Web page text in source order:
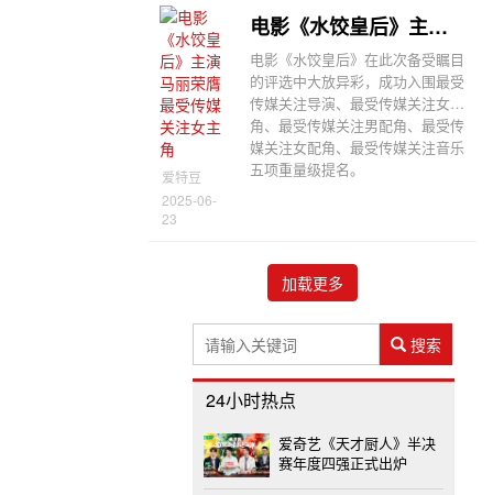
爱特豆
2025-06-
23
电影《水饺皇后》主演马丽荣膺最受传媒关注女主角
电影《水饺皇后》在此次备受瞩目
的评选中大放异彩，成功入围最受
传媒关注导演、最受传媒关注女主
角、最受传媒关注男配角、最受传
媒关注女配角、最受传媒关注音乐
五项重量级提名。
加载更多
搜索
24小时热点
爱奇艺《天才厨人》半决
赛年度四强正式出炉